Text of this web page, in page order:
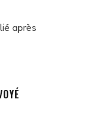
après